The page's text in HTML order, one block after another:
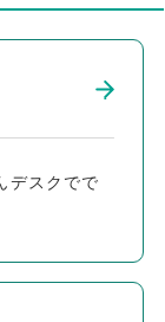
デスクでで